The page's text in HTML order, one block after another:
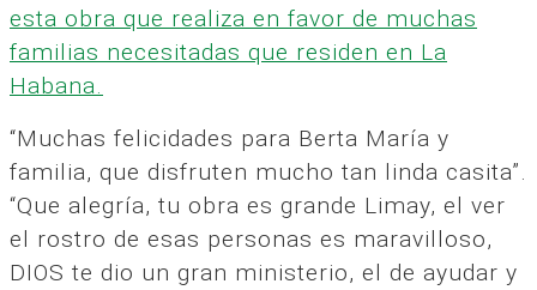
esta obra que realiza en favor de muchas
familias necesitadas que residen en La
Habana.
“Muchas felicidades para Berta María y
familia, que disfruten mucho tan linda casita”.
“Que alegría, tu obra es grande Limay, el ver
el rostro de esas personas es maravilloso,
DIOS te dio un gran ministerio, el de ayudar y